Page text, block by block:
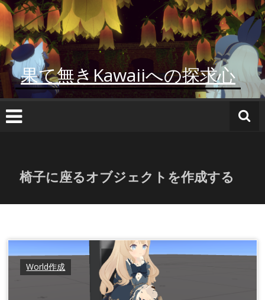
コ
ン
テ
ン
ツ
へ
ス
キ
ッ
果て無きKawaiiへの探求心
椅子に座るオブジェクトを作成する
World作成